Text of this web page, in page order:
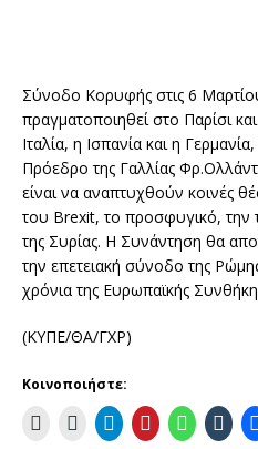
Σύνοδο Κορυφής στις 6
πραγματοποιηθεί στο Παρίσι
Ιταλία, η Ισπανία και η
Πρόεδρο της Γαλλίας
είναι να αναπτυχθούν κοινές
του Brexit, το προσφυγικό, την
της Συρίας. Η Συνάντηση θα
την επετειακή σύνοδο της
χρόνια της Ευρωπαϊκής
(ΚΥΠΕ/ΘΑ/ΓΧΡ)
Κοινοποιήστε: